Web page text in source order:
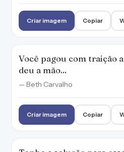
Criar imagem Copiar
Você pagou com traição
deu a mão...
— Beth Carvalho
Criar imagem Copiar